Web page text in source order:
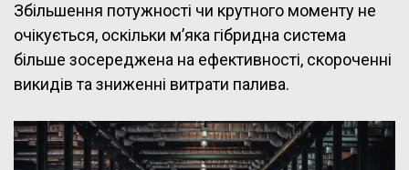
Збільшення потужності чи крутного моменту не
очікується, оскільки м’яка гібридна система
більше зосереджена на ефективності, скороченні
викидів та зниженні витрати палива.